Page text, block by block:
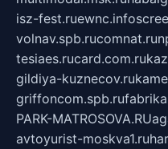
isz-fest.ruewnc.info
volnav.spb.rucomnat.ru
tesiaes.rucard.com.ru
gildiya-kuznecov.ru
griffoncom.spb.ru
PARK-MATROSOVA.RU
avtoyurist-moskva1.ru